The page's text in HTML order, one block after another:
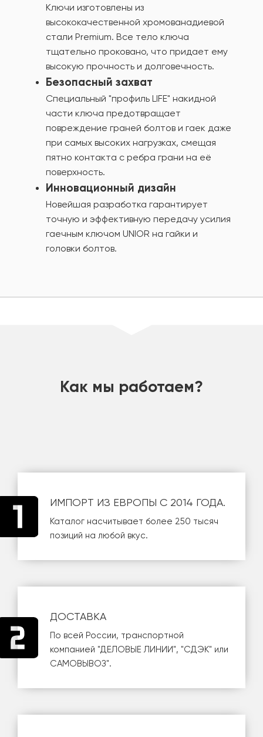
Ключи изготовлены из
высококачественной хромованадиевой
стали Premium. Все тело ключа
тщательно проковано, что придает ему
высокую прочность и долговечность.
Безопасный захват
Специальный "профиль LIFE" накидной
части ключа предотвращает
повреждение граней болтов и гаек даже
при самых высоких нагрузках, смещая
пятно контакта с ребра грани на её
поверхность.
Инновационный дизайн
Новейшая разработка гарантирует
точную и эффективную передачу усилия
гаечным ключом UNIOR на гайки и
головки болтов.
Как мы работаем?
ИМПОРТ ИЗ ЕВРОПЫ С 2014 ГОДА.
Каталог насчитывает более 250 тысяч
позиций на любой вкус.
ДОСТАВКА
По всей России, транспортной
компанией "ДЕЛОВЫЕ ЛИНИИ", "СДЭК" или
САМОВЫВОЗ".